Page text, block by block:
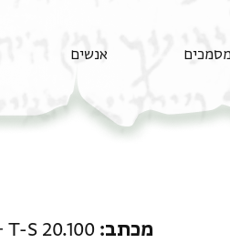
מסמכים אנשים
מכתב T-S 20.100